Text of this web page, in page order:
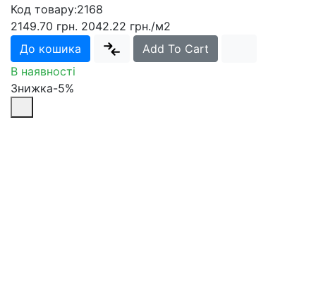
Код товару:2168
2149.70 грн. 2042.22 грн./м2
До кошика
Add To Cart
В наявності
Знижка-5%